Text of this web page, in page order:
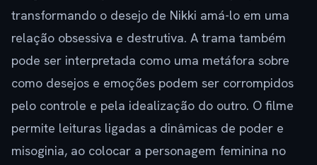
transformando o desejo de Nikki amá-lo em uma
relação obsessiva e destrutiva. A trama também
pode ser interpretada como uma metáfora sobre
como desejos e emoções podem ser corrompidos
pelo controle e pela idealização do outro. O filme
permite leituras ligadas a dinâmicas de poder e
misoginia, ao colocar a personagem feminina no